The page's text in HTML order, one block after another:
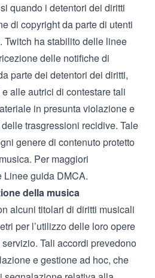
quando i detentori dei diritti
di copyright da parte di utenti
ha stabilito delle linee
delle notifiche di
parte dei detentori dei diritti,
alle autrici di contestare tali
in presunta violazione e
trasgressioni recidive. Tale
genere di contenuto protetto
Per maggiori
Linee guida DMCA.
della musica
alcuni titolari di diritti musicali
per l’utilizzo delle loro opere
Tali accordi prevedono
e gestione ad hoc, che